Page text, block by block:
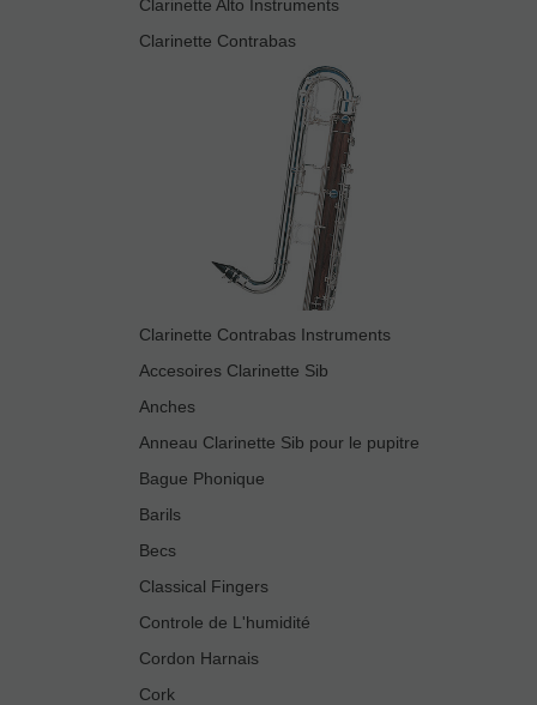
Clarinette Alto Instruments
Clarinette Contrabas
Clarinette Contrabas Instruments
Accesoires Clarinette Sib
Anches
Anneau Clarinette Sib pour le pupitre
Bague Phonique
Barils
Becs
Classical Fingers
Controle de L'humidité
Cordon Harnais
Cork